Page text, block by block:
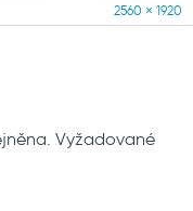
Full
2560 × 1920
Vyžadované